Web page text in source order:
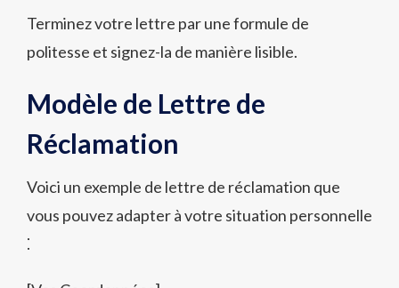
Terminez votre lettre par une formule de
politesse et signez-la de manière lisible.
Modèle de Lettre de
Réclamation
Voici un exemple de lettre de réclamation que
vous pouvez adapter à votre situation personnelle
⁚